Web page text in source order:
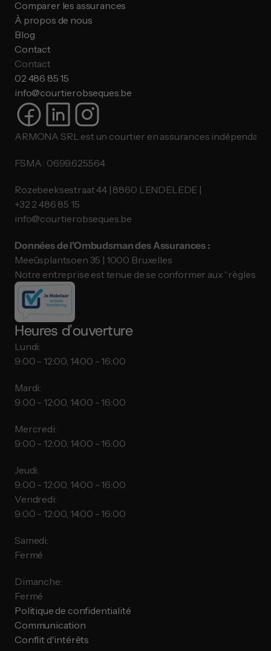
Comparer les assurances
À propos de nous
Blog
Contact
Contact
02 486 85 15
info@courtierobseques.be
ARMONA SRL est un courtier en assurances indépendant.
FSMA : 0699.625.564
Rozebeeksestraat 44 | 8860 LENDELEDE |
​​​​​​​+32 2 486 85 15
info@courtierobseques.be
Données de l'Ombudsman des Assurances :
Meeûsplantsoen 35 | 1000 Bruxelles
Notre entreprise est tenue de se conformer aux “règles de
Heures d'ouverture
Lundi:
9:00 - 12:00, 14:00 - 16:00
Mardi:
9:00 - 12:00, 14:00 - 16:00
Mercredi:
9:00 - 12:00, 14:00 - 16:00
Jeudi:
9:00 - 12:00, 14:00 - 16:00
Vendredi:
9:00 - 12:00, 14:00 - 16:00
Samedi:
Fermé
Dimanche:
Fermé
Politique de confidentialité
Communication
Conflit d'intérêts